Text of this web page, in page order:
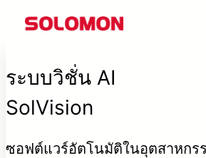
ข้าม
เนื้อหา
ระบบวิชั่น AI
SolVision
ซอฟต์แวร์อัตโนมัติในอุตสาหกร